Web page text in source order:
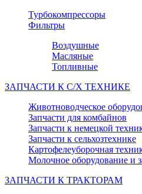
Турбокомпрессоры
Фильтры
Воздушные
Масляные
Топливные
ЗАПЧАСТИ К С/Х ТЕХНИКЕ
Животноводческое
Запчасти для комбайнов
Запчасти к немецкой
Запчасти к сельхозтехнике
Картофелеуборочная
Молочное оборудование и
ЗАПЧАСТИ К ТРАКТОРАМ